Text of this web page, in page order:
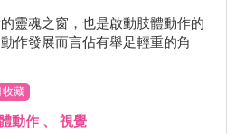
靈魂之窗，也是啟動肢體動作的
作發展而言佔有舉足輕重的角
收藏
動作 、 視覺